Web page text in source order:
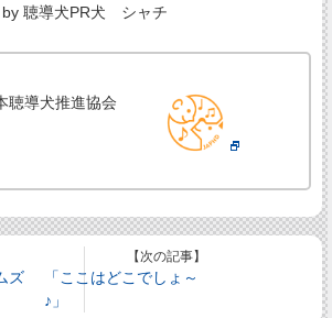
by 聴導犬PR犬 シャチ
導犬推進協会
ズ
【次の記事】
「ここはどこでしょ～
♪」